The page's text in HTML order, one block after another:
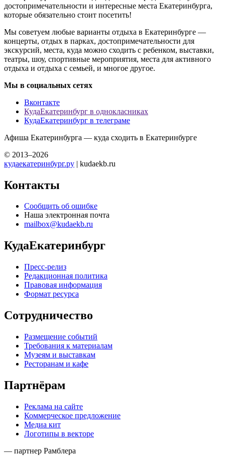
достопримечательности и интересные места Екатеринбурга,
которые обязательно стоит посетить!
Мы советуем любые варианты отдыха в Екатеринбурге —
концерты, отдых в парках, достопримечательности для
экскурсий, места, куда можно сходить с ребенком, выставки,
театры, шоу, спортивные мероприятия, места для активного
отдыха и отдыха с семьей, и многое другое.
Мы в социальных сетях
Вконтакте
КудаЕкатеринбург в однокласниках
КудаЕкатеринбург в телеграме
Афиша Екатеринбурга — куда сходить в Екатеринбурге
© 2013–2026
кудаекатеринбург.ру | kudaekb.ru
Контакты
Сообщить об ошибке
Наша электронная почта
mailbox@kudaekb.ru
КудаЕкатеринбург
Пресс-релиз
Редакционная политика
Правовая информация
Формат ресурса
Сотрудничество
Размещение событий
Требования к материалам
Музеям и выставкам
Ресторанам и кафе
Партнёрам
Реклама на сайте
Коммерческое предложение
Медиа кит
Логотипы в векторе
— партнер Рамблера